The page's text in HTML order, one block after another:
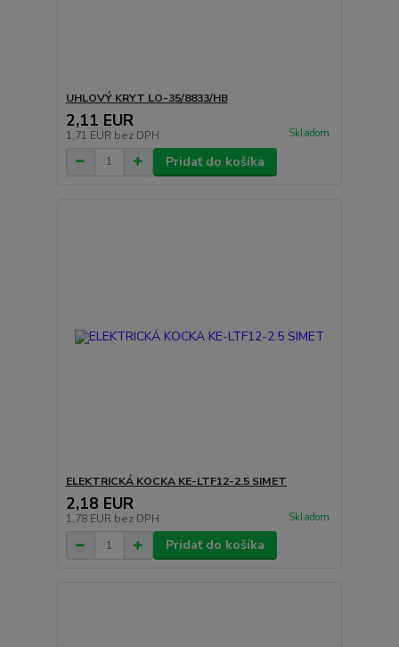
UHLOVÝ KRYT LO-35/8833/HB
2,11 EUR
1,71 EUR bez DPH Skladom
Pridať do košíka
ELEKTRICKÁ KOCKA KE-LTF12-2.5 SIMET
2,18 EUR
1,78 EUR bez DPH Skladom
Pridať do košíka